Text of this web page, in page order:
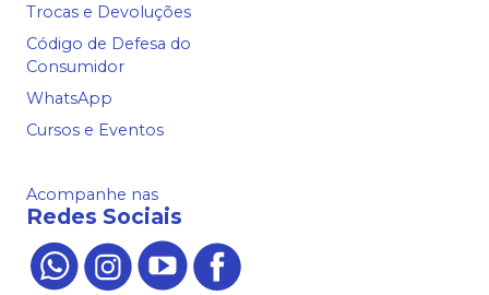
Trocas e Devoluções
Código de Defesa do
Consumidor
WhatsApp
Cursos e Eventos
Acompanhe nas
Redes Sociais